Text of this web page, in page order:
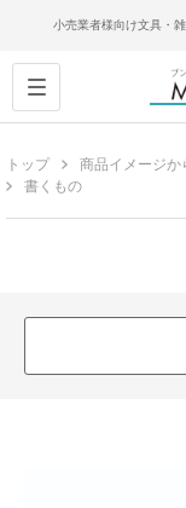
小売業者様向け文具・
トップ 商品イメージか
書くもの